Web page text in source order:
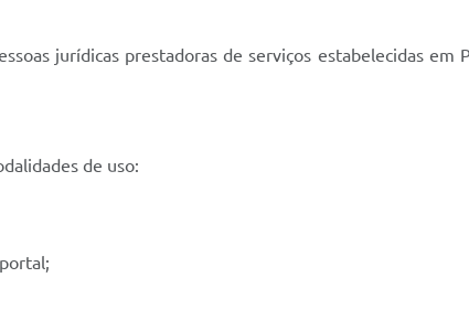
jurídicas prestadoras de serviços estabelecidas
de uso: